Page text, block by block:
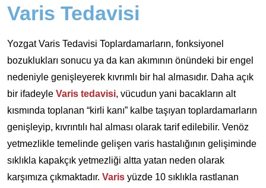
Varis Tedavisi
Yozgat Varis Tedavisi Toplardamarların, fonksiyonel
bozuklukları sonucu ya da kan akımının önündeki bir engel
nedeniyle genişleyerek kıvrımlı bir hal almasıdır. Daha açık
bir ifadeyle Varis tedavisi, vücudun yani bacakların alt
kısmında toplanan “kirli kanı” kalbe taşıyan toplardamarların
genişleyip, kıvrıntılı hal alması olarak tarif edilebilir. Venöz
yetmezlikle temelinde gelişen varis hastalığının gelişiminde
sıklıkla kapakçık yetmezliği altta yatan neden olarak
karşımıza çıkmaktadır. Varis yüzde 10 sıklıkla rastlanan